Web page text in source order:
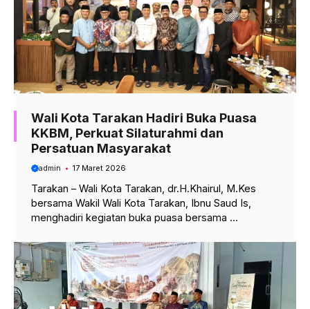
Wali Kota Tarakan Hadiri Buka Puasa
KKBM, Perkuat Silaturahmi dan
Persatuan Masyarakat
admin 17 Maret 2026
Tarakan – Wali Kota Tarakan, dr.H.Khairul, M.Kes
bersama Wakil Wali Kota Tarakan, Ibnu Saud Is,
menghadiri kegiatan buka puasa bersama ...